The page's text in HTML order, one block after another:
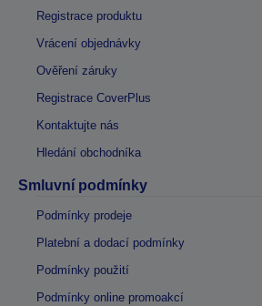
Registrace produktu
Vrácení objednávky
Ověření záruky
Registrace CoverPlus
Kontaktujte nás
Hledání obchodníka
Smluvní podmínky
Podmínky prodeje
Platební a dodací podmínky
Podmínky použití
Podmínky online promoakcí